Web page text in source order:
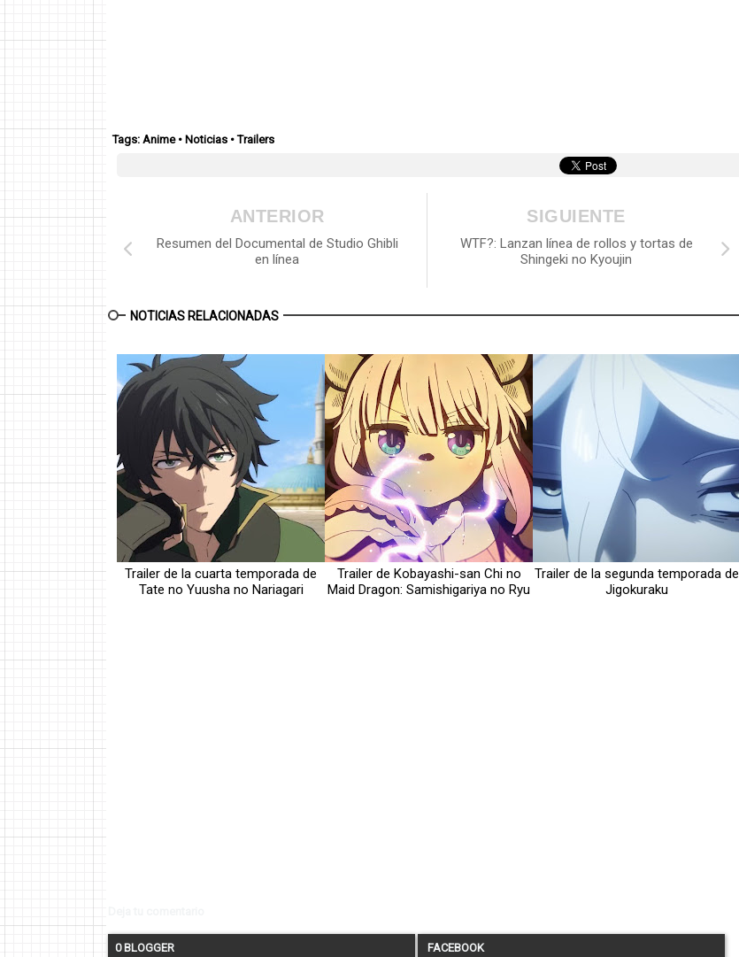
Tags: Anime• Noticias •Trailers
SIGUIENTE
WTF?: Lanzan línea de rollos y tortas de
Shingeki no Kyoujin
ANTERIOR
Resumen del Documental de Studio Ghibli
en línea
NOTICIAS RELACIONADAS
Trailer de la cuarta temporada de
Tate no Yuusha no Nariagari
Trailer de Kobayashi-san Chi no
Maid Dragon: Samishigariya no Ryu
Trailer de la segunda temporada de
Jigokuraku
0 BLOGGER FACEBOOK